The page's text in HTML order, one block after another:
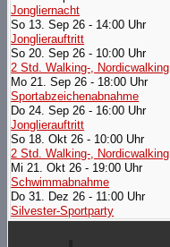
Jongliernacht
So 13. Sep 26 - 14:00 Uhr
Jonglierauftritt
So 20. Sep 26 - 10:00 Uhr
2 Std. Walking-, Nordicwalking
Mo 21. Sep 26 - 18:00 Uhr
Sportabzeichenabnahme
Do 24. Sep 26 - 16:00 Uhr
Jonglierauftritt
So 18. Okt 26 - 10:00 Uhr
2 Std. Walking-, Nordicwalking
Mi 21. Okt 26 - 19:00 Uhr
Schwimmabnahme
Do 31. Dez 26 - 11:00 Uhr
Silvester-Sportparty